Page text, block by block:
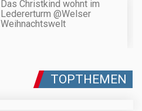
Das Christkind wohnt im
Ledererturm @Welser
Weihnachtswelt
TOPTHEMEN